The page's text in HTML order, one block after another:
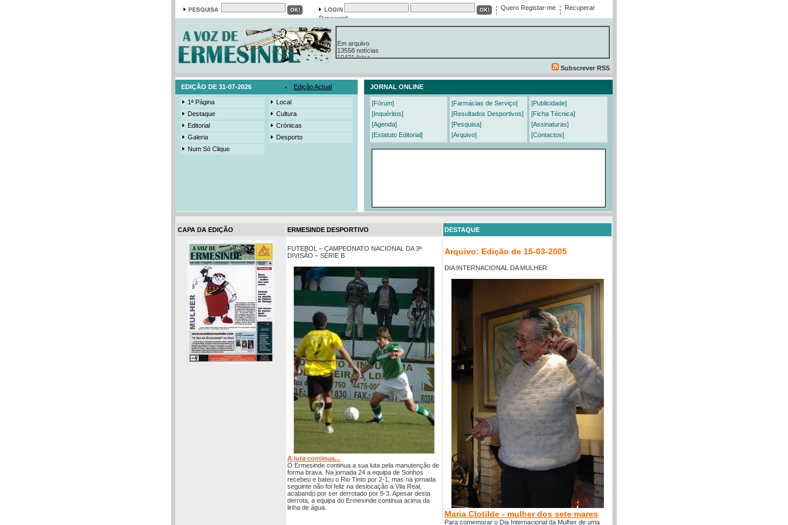
Quero Registar-me
Recuperar
Password
Em arquivo
13558 notícias
19421 fotos
385 edições
Subscrever RSS
EDIÇÃO DE 31-07-2026 Edição Actual JORNAL ONLINE
1ª Página
Destaque
Editorial
Galeria
Num Só Clique
Local
Cultura
Crónicas
Desporto
[Fórum]
[Inquéritos]
[Agenda]
[Estatuto Editorial]
[Farmácias de Serviço]
[Resultados Desportivos]
[Pesquisa]
[Arquivo]
[Publicidade]
[Ficha Técnica]
[Assinaturas]
[Contactos]
CAPA DA EDIÇÃO ERMESINDE DESPORTIVO DESTAQUE
FUTEBOL – CAMPEONATO NACIONAL DA 3ª
DIVISÃO – SÉRIE B
A luta continua...
O Ermesinde continua a sua luta pela manutenção de
forma brava. Na jornada 24 a equipa de Sonhos
recebeu e bateu o Rio Tinto por 2-1, mas na jornada
seguinte não foi feliz na deslocação a Vila Real,
acabando por ser derrotado por 5-3. Apesar desta
derrota, a equipa do Ermesinde continua acima da
linha de água.
Arquivo: Edição de 15-03-2005
DIA INTERNACIONAL DA MULHER
Maria Clotilde - mulher dos sete mares
Para comemorar o Dia Internacional da Mulher de uma